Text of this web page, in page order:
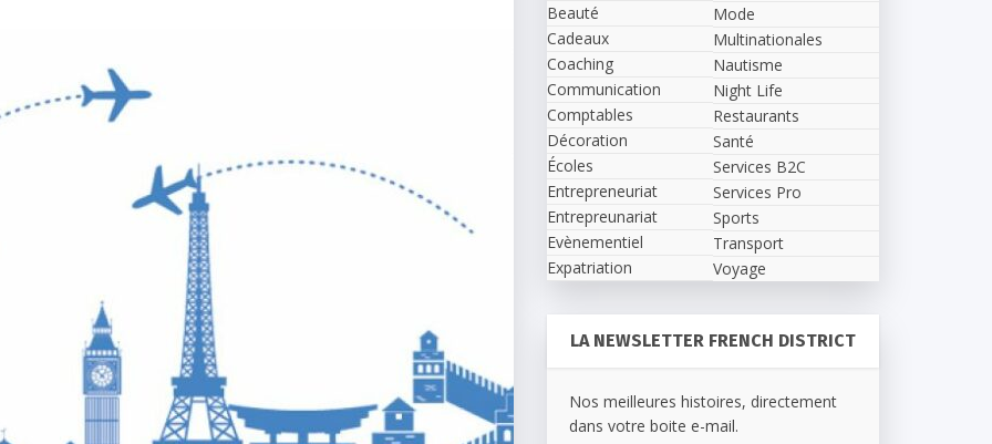
Beauté
Cadeaux
Coaching
Communication
Comptables
Décoration
Écoles
Entrepreneuriat
Entrepreunariat
Evènementiel
Expatriation
Mode
Multinationales
Nautisme
Night Life
Restaurants
Santé
Services B2C
Services Pro
Sports
Transport
Voyage
LA NEWSLETTER FRENCH DISTRICT
Nos meilleures histoires, directement
dans votre boite e-mail.